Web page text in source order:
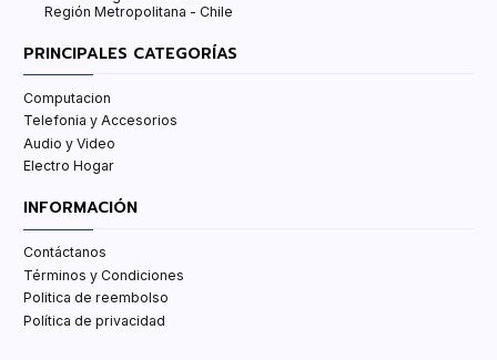
Región Metropolitana - Chile
PRINCIPALES CATEGORÍAS
Computacion
Telefonia y Accesorios
Audio y Video
Electro Hogar
INFORMACIÓN
Contáctanos
Términos y Condiciones
Politica de reembolso
Política de privacidad